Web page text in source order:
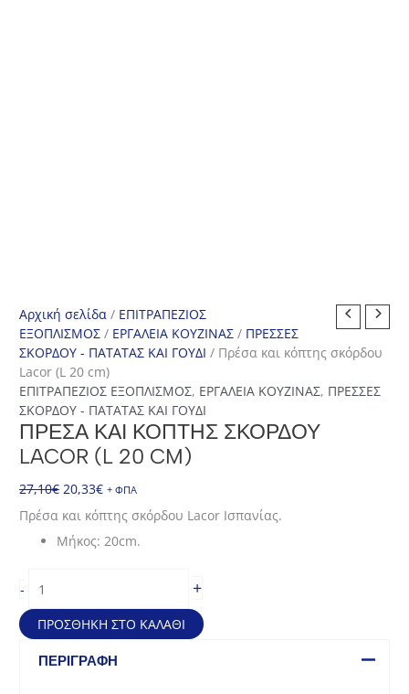
Αρχική σελίδα / ΕΠΙΤΡΑΠΕΖΙΟΣ
ΕΞΟΠΛΙΣΜΟΣ / ΕΡΓΑΛΕΙΑ ΚΟΥΖΙΝΑΣ / ΠΡΕΣΣΕΣ
ΣΚΟΡΔΟΥ - ΠΑΤΑΤΑΣ ΚΑΙ ΓΟΥΔΙ / Πρέσα και κόπτης σκόρδου
Lacor (L 20 cm)
ΕΠΙΤΡΑΠΕΖΙΟΣ ΕΞΟΠΛΙΣΜΟΣ, ΕΡΓΑΛΕΙΑ ΚΟΥΖΙΝΑΣ, ΠΡΕΣΣΕΣ
ΣΚΟΡΔΟΥ - ΠΑΤΑΤΑΣ ΚΑΙ ΓΟΥΔΙ
ΠΡΈΣΑ ΚΑΙ ΚΌΠΤΗΣ ΣΚΌΡΔΟΥ
LACOR (L 20 CM)
27,10€ Original
27,10€.
20,33€Η
τρέχουσα
τιμή
είναι:
+ ΦΠΑ
Πρέσα και κόπτης σκόρδου Lacor Ισπανίας.
Μήκος: 20cm.
-
και
κόπτης
σκόρδου
Lacor
+
ΠΡΟΣΘΉΚΗ ΣΤΟ ΚΑΛΆΘΙ
ΠΕΡΙΓΡΑΦΉ